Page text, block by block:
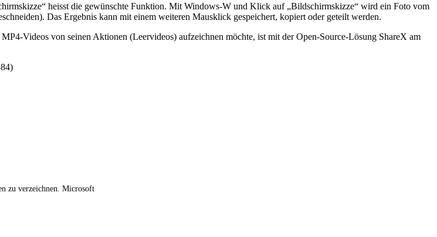
heisst die gewünschte Funktion. Mit Windows-W und Klick auf „Bildschirmskizze“ wird ein Foto vom
Das Ergebnis kann mit einem weiteren Mausklick gespeichert, kopiert oder geteilt werden.
Videos von seinen Aktionen (Leervideos) aufzeichnen möchte, ist mit der Open-Source-Lösung ShareX am
zu verzeichnen. Microsoft